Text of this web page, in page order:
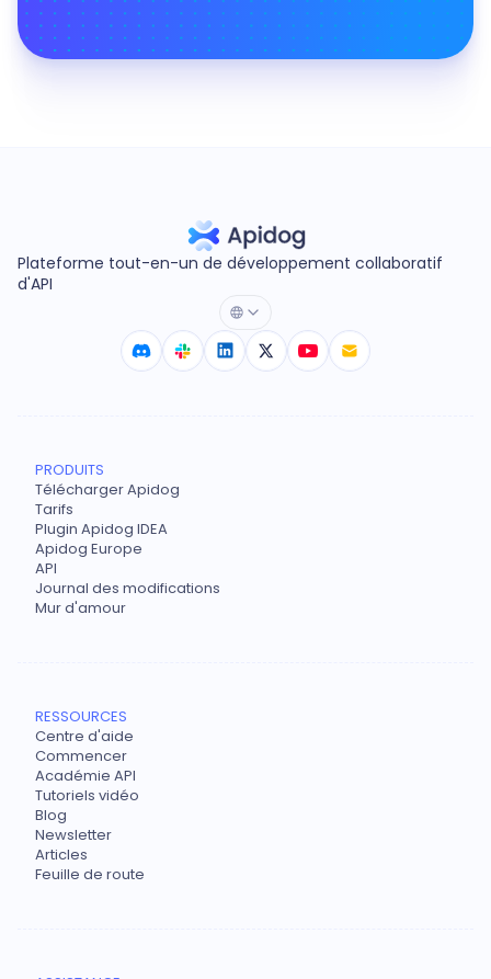
Plateforme tout-en-un de développement collaboratif
d'API
PRODUITS
Télécharger Apidog
Tarifs
Plugin Apidog IDEA
Apidog Europe
API
Journal des modifications
Mur d'amour
RESSOURCES
Centre d'aide
Commencer
Académie API
Tutoriels vidéo
Blog
Newsletter
Articles
Feuille de route